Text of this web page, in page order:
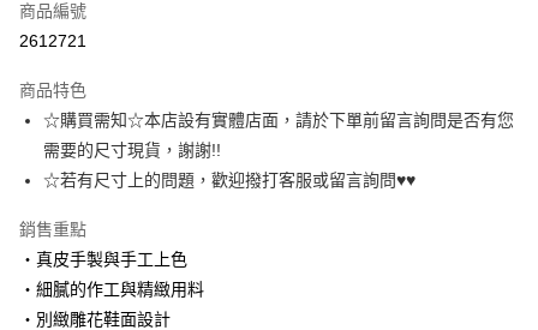
超商取貨付款
運送方式
全家取貨付款
每筆NT$60，滿NT$1,000(含以上)免運費
每筆NT$60，滿NT$1,000(含以上)免運費
宅配
每筆NT$80，滿NT$1,000(含以上)免運費
商品編號
2612721
商品特色
☆購買需知☆本店設有實體店面，請於下單前留言詢問是否有您
需要的尺寸現貨，謝謝!!
☆若有尺寸上的問題，歡迎撥打客服或留言詢問♥♥
銷售重點
‧真皮手製與手工上色
‧細膩的作工與精緻用料
‧別緻雕花鞋面設計